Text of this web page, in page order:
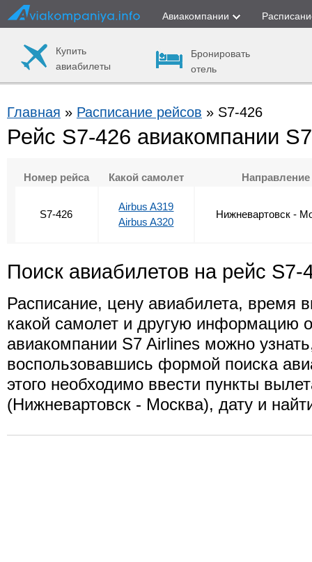
Авиакомпании
Купить
авиабилеты
Бронировать
отель
Главная » Расписание рейсов » S7-426
Рейс S7-426 авиакомпании
Номер рейса Какой самолет Направление
S7-426
Airbus A319
Airbus A320
Нижневартовск -
Поиск авиабилетов на рейс S7-
Расписание, цену авиабилета, время
какой самолет и другую информацию
авиакомпании S7 Airlines можно
воспользовавшись формой поиска
этого необходимо ввести пункты
(Нижневартовск - Москва), дату и